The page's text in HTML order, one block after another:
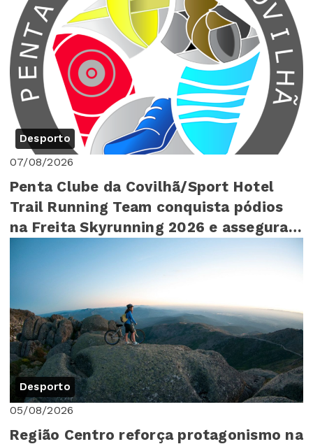
Desporto
07/08/2026
Penta Clube da Covilhã/Sport Hotel
Trail Running Team conquista pódios
na Freita Skyrunning 2026 e assegura
4º lugar ...
Desporto
05/08/2026
Região Centro reforça protagonismo na